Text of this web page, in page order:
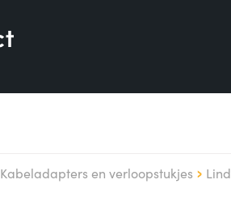
Kabeladapters en verloopstukjes